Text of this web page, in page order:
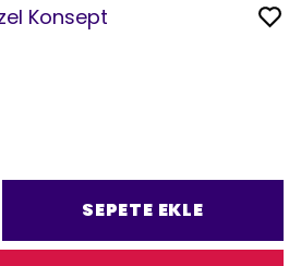
Konsept
SEPETE EKLE